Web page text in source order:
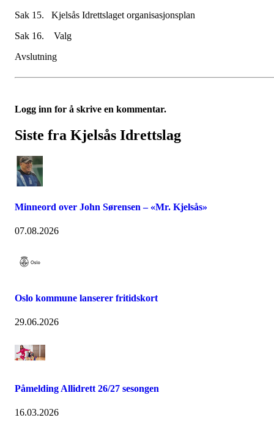
Sak 15. Kjelsås Idrettslaget organisasjonsplan
Sak 16. Valg
Avslutning
Logg inn for å skrive en kommentar.
Siste fra Kjelsås Idrettslag
Minneord over John Sørensen – «Mr. Kjelsås»
07.08.2026
Oslo kommune lanserer fritidskort
29.06.2026
Påmelding Allidrett 26/27 sesongen
16.03.2026